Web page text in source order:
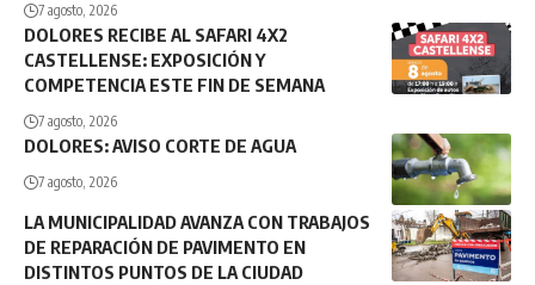
7 agosto, 2026
DOLORES RECIBE AL SAFARI 4X2
CASTELLENSE: EXPOSICIÓN Y
COMPETENCIA ESTE FIN DE SEMANA
7 agosto, 2026
DOLORES: AVISO CORTE DE AGUA
7 agosto, 2026
LA MUNICIPALIDAD AVANZA CON TRABAJOS
DE REPARACIÓN DE PAVIMENTO EN
DISTINTOS PUNTOS DE LA CIUDAD